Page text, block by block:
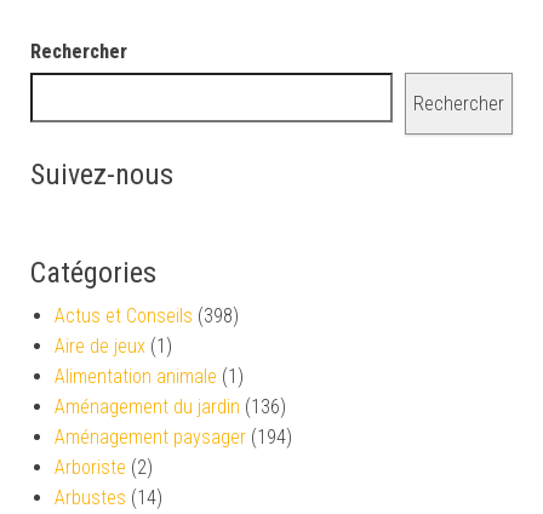
Rechercher
Rechercher
Suivez-nous
Catégories
Actus et Conseils (398)
Aire de jeux (1)
Alimentation animale (1)
Aménagement du jardin (136)
Aménagement paysager (194)
Arboriste (2)
Arbustes (14)